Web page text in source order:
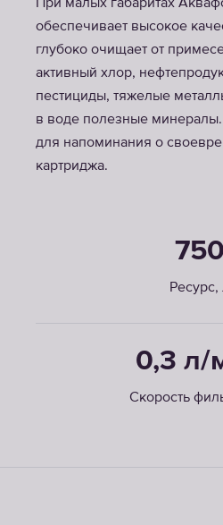
При малых габаритах
обеспечивает высокое
глубоко очищает от
активный хлор,
пестициды, тяжелые
в воде полезные
для напоминания о
картриджа.
750
Ресурс,
0,3 л/
Скорость